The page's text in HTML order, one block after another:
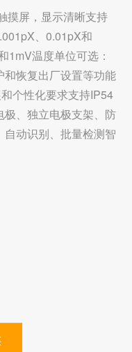
摸屏，显示清晰支持
、0.01pX和
1mV温度单位可选：
恢复出厂设置等功能
个性化要求支持IP54
、独立电极支架、防
动识别、批量检测智